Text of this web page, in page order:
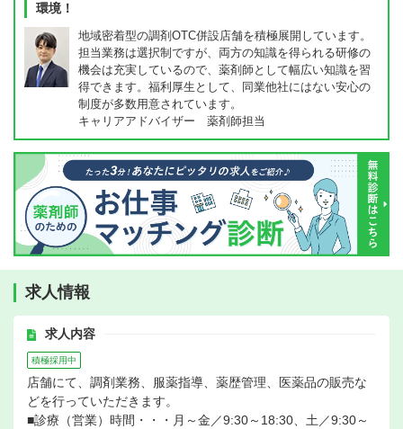
環境！
地域密着型の調剤OTC併設店舗を積極展開しています。
担当業務は選択制ですが、両方の知識を得られる研修の
機会は充実しているので、薬剤師として幅広い知識を習
得できます。福利厚生として、同業他社にはない安心の
制度が多数用意されています。
キャリアアドバイザー 薬剤師担当
求人情報
求人内容
積極採用中
店舗にて、調剤業務、服薬指導、薬歴管理、医薬品の販売な
どを行っていただきます。
■診療（営業）時間・・・月～金／9:30～18:30、土／9:30～